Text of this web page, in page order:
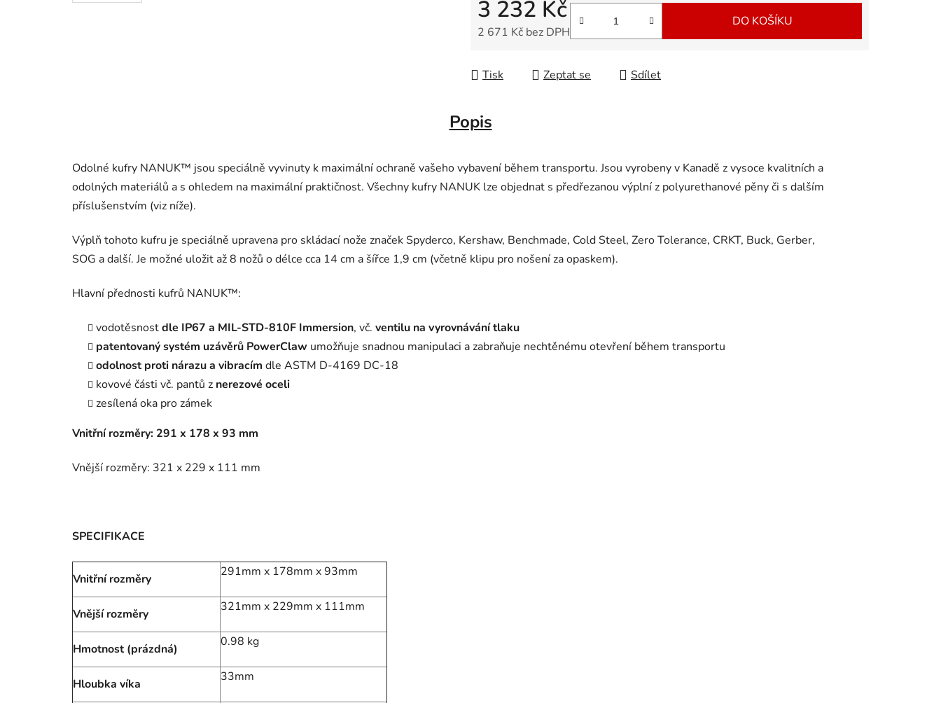
3 232 Kč
2 671 Kč bez DPH
DO KOŠÍKU
Tisk Zeptat se Sdílet
Popis
Odolné kufry NANUK™ jsou speciálně vyvinuty k maximální ochraně vašeho vybavení během transportu. Jsou vyrobeny v Kanadě z vysoce kvalitních a
odolných materiálů a s ohledem na maximální praktičnost. Všechny kufry NANUK lze objednat s předřezanou výplní z polyurethanové pěny či s dalším
příslušenstvím (viz níže).
Výplň tohoto kufru je speciálně upravena pro skládací nože značekSpyderco, Kershaw, Benchmade, Cold Steel, Zero Tolerance, CRKT, Buck, Gerber,
SOG a další. Je možné uložit až 8 nožů o délce cca 14 cm a šířce 1,9 cm (včetně klipu pro nošení za opaskem).
Hlavní přednosti kufrů NANUK™:
vodotěsnostdle IP67 a MIL-STD-810F Immersion, vč. ventilu na vyrovnávání tlaku
patentovaný systém uzávěrů PowerClaw umožňuje snadnou manipulaci a zabraňuje nechtěnému otevření během transportu
odolnost proti nárazu a vibracím dle ASTM D-4169 DC-18
kovové části vč. pantů z nerezové oceli
zesílená oka pro zámek
Vnitřní rozměry: 291 x 178 x 93 mm
Vnější rozměry: 321 x 229 x 111 mm
SPECIFIKACE
Vnitřní rozměry 291mm x 178mm x 93mm
Vnější rozměry 321mm x 229mm x 111mm
Hmotnost (prázdná) 0.98 kg
Hloubka víka 33mm